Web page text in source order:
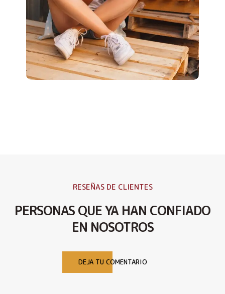
RESEÑAS DE CLIENTES
PERSONAS QUE YA HAN CONFIADO
EN NOSOTROS
DEJA TU COMENTARIO